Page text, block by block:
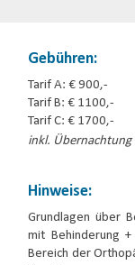
Gebühren:
Tarif A: € 900,-
Tarif B: € 1100,-
Tarif C: € 1700,-
inkl.
Hinweise:
Grundlagen über
mit Behinderung
Bereich der